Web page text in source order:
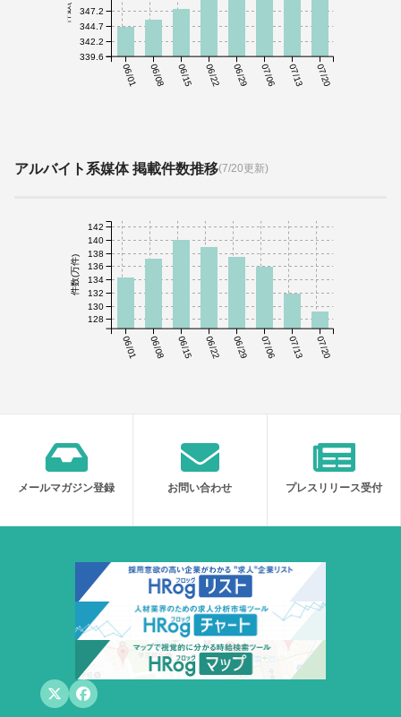
06/01 06/08 06/15 06/22 06/29 07/06 07/13 07/20
339.6
342.2
344.7
347.2
アルバイト系媒体 掲載件数推移(7/20更新)
06/01 06/08 06/15 06/22 06/29 07/06 07/13 07/20
件数(万件)
128
130
132
134
136
138
140
142
メールマガジン登録 お問い合わせ プレスリリース受付